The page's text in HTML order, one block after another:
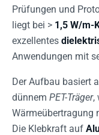
Prüfungen und
liegt bei > 1,5 W/m-
exzellentes
Anwendungen mit
Der Aufbau basiert
dünnem PET-Träger,
Wärmeübertragung
Die Klebkraft auf